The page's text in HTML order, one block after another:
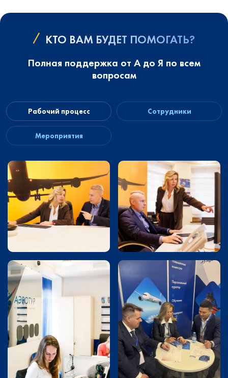
КТО ВАМ БУДЕТ ПОМОГАТЬ?
Полная поддержка от А до Я по всем
вопросам
Рабочий процесс Сотрудники
Мероприятия